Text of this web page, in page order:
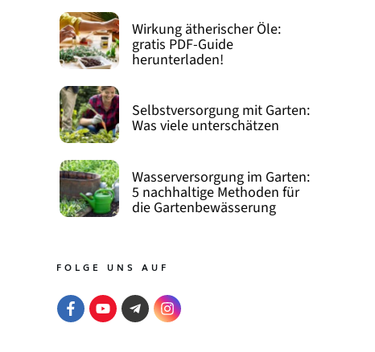
Wirkung ätherischer Öle:
gratis PDF-Guide
herunterladen!
Selbstversorgung mit Garten:
Was viele unterschätzen
Wasserversorgung im Garten:
5 nachhaltige Methoden für
die Gartenbewässerung
FOLGE UNS AUF